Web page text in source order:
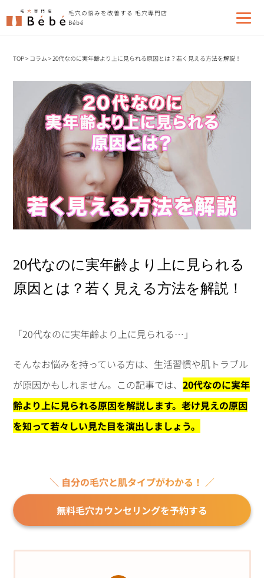
毛穴の悩みを改善する 毛穴専門店
Bébé
TOP> コラム >20代なのに実年齢より上に見られる原因とは？若く見える方法を解説！
20代なのに実年齢より上に見られる
原因とは？若く見える方法を解説！
「20代なのに実年齢より上に見られる…」
そんなお悩みを持っている方は、生活習慣や肌トラブル
が原因かもしれません。この記事では、20代なのに実年
齢より上に見られる原因を解説します。老け見えの原因
を知って若々しい見た目を演出しましょう。
＼ 自分の毛穴と肌タイプがわかる！ ／
無料毛穴カウンセリングを予約する